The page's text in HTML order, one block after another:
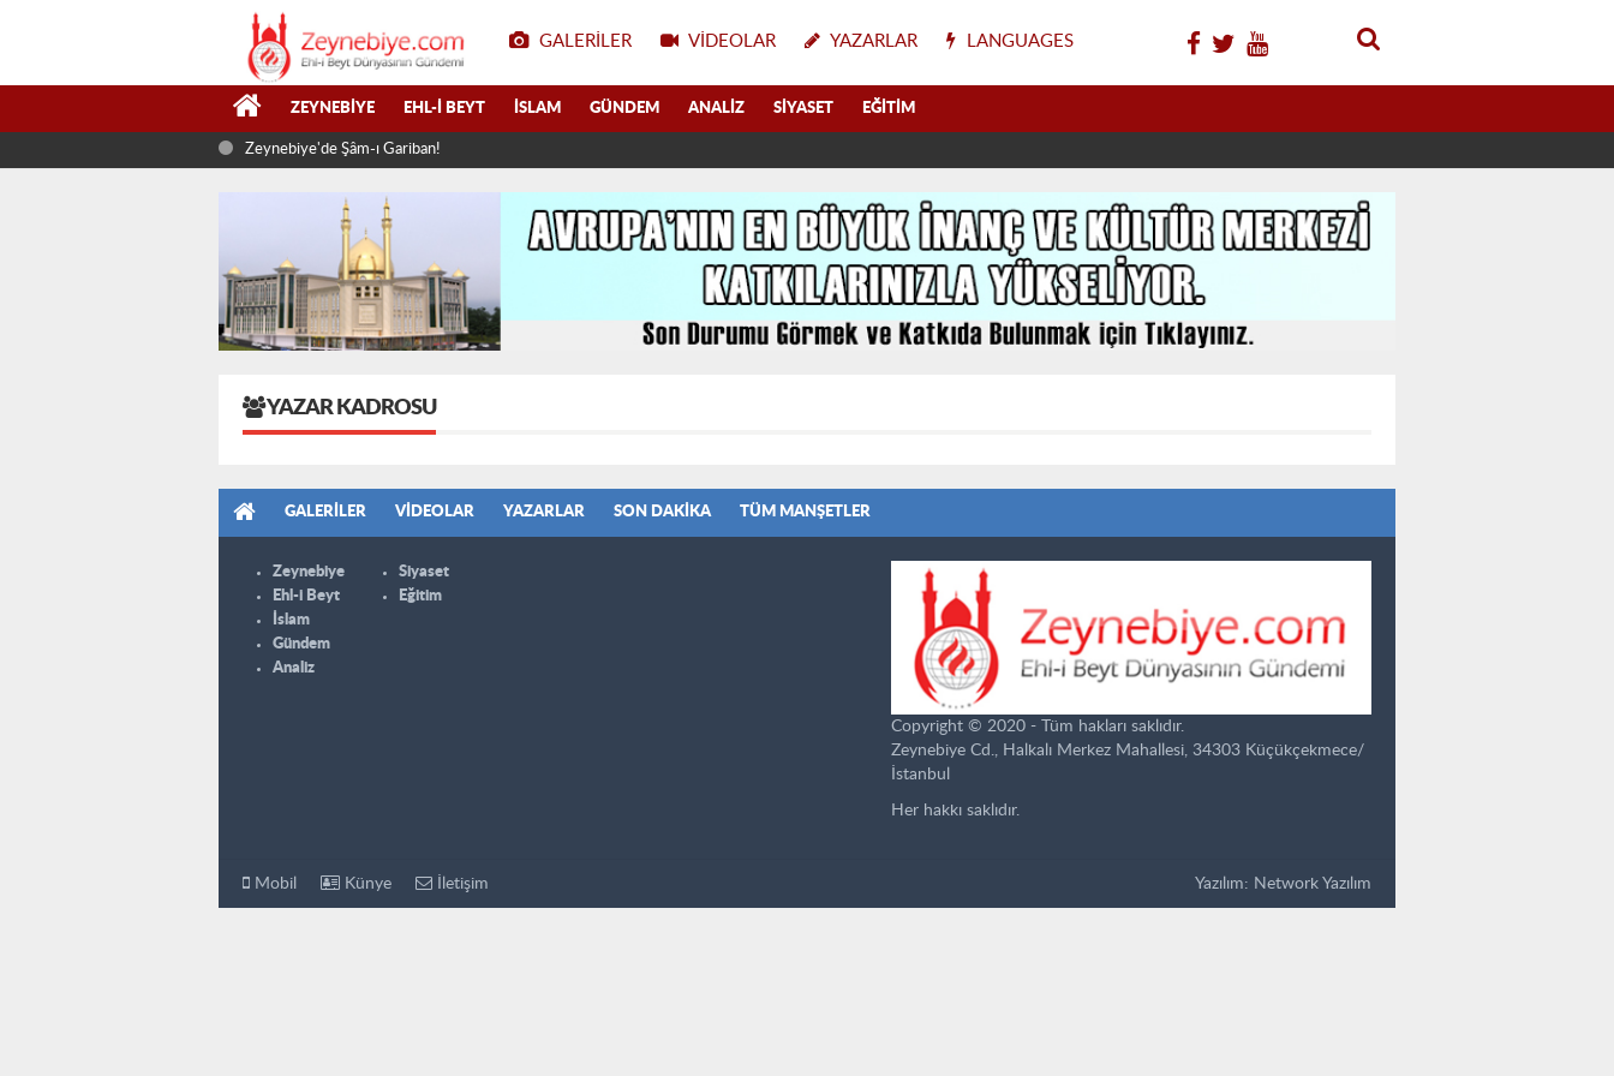
GALERILER VIDEOLAR YAZARLAR LANGUAGES
ZEYNEBIYE EHL-I BEYT İSLAM GÜNDEM ANALIZ SIYASET EĞITIM
Zeynebiye'de Şâm-ı Gariban!
YAZAR KADROSU
GALERILER VIDEOLAR YAZARLAR SON DAKIKA TÜM MANŞETLER
Zeynebiye
Ehl-i Beyt
İslam
Gündem
Analiz
Siyaset
Eğitim
Copyright © 2020 - Tüm hakları saklıdır.
Zeynebiye Cd., Halkalı Merkez Mahallesi, 34303 Küçükçekmece/
İstanbul
Her hakkı saklıdır.
Mobil Künye İletişim Yazılım: Network Yazılım